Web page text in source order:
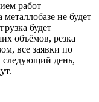
работ
не будет
будет
объёмов, резка
все заявки по
следующий день,